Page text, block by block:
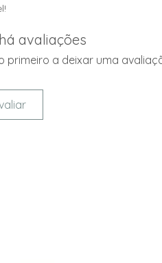
avaliações
primeiro a deixar uma